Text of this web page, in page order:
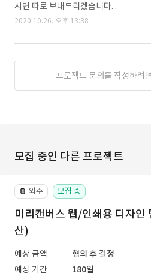
시면 따로 보내드리겠습니다. .
2020.10.26. 오후 13:38
프로젝트 문의를 작성하려면
모집 중인 다른 프로젝트
📔 외주 모집 중
미리캔버스 웹/인쇄용 디자인
산)
예상 금액
협의 후 결정
예상 기간
180일